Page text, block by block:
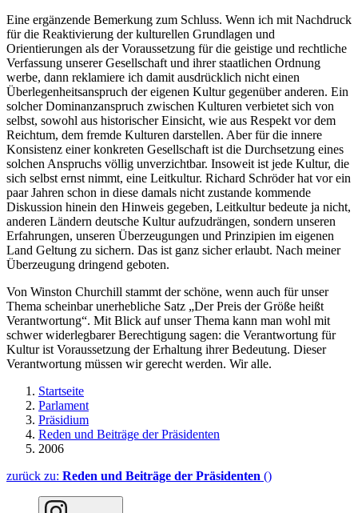
Eine ergänzende Bemerkung zum Schluss. Wenn ich mit Nachdruck
für die Reaktivierung der kulturellen Grundlagen und
Orientierungen als der Voraussetzung für die geistige und rechtliche
Verfassung unserer Gesellschaft und ihrer staatlichen Ordnung
werbe, dann reklamiere ich damit ausdrücklich nicht einen
Überlegenheitsanspruch der eigenen Kultur gegenüber anderen. Ein
solcher Dominanzanspruch zwischen Kulturen verbietet sich von
selbst, sowohl aus historischer Einsicht, wie aus Respekt vor dem
Reichtum, dem fremde Kulturen darstellen. Aber für die innere
Konsistenz einer konkreten Gesellschaft ist die Durchsetzung eines
solchen Anspruchs völlig unverzichtbar. Insoweit ist jede Kultur, die
sich selbst ernst nimmt, eine Leitkultur. Richard Schröder hat vor ein
paar Jahren schon in diese damals nicht zustande kommende
Diskussion hinein den Hinweis gegeben, Leitkultur bedeute ja nicht,
anderen Ländern deutsche Kultur aufzudrängen, sondern unseren
Erfahrungen, unseren Überzeugungen und Prinzipien im eigenen
Land Geltung zu sichern. Das ist ganz sicher erlaubt. Nach meiner
Überzeugung dringend geboten.
Von Winston Churchill stammt der schöne, wenn auch für unser
Thema scheinbar unerhebliche Satz „Der Preis der Größe heißt
Verantwortung“. Mit Blick auf unser Thema kann man wohl mit
schwer widerlegbarer Berechtigung sagen: die Verantwortung für
Kultur ist Voraussetzung der Erhaltung ihrer Bedeutung. Dieser
Verantwortung müssen wir gerecht werden. Wir alle.
Startseite
Parlament
Präsidium
Reden und Beiträge der Präsidenten
2006
zurück zu: Reden und Beiträge der Präsidenten ()